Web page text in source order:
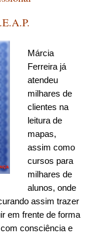
Márcia
Ferreira já
atendeu
milhares de
clientes na
leitura de
mapas,
assim como
cursos para
milhares de
alunos, onde
assim trazer
em frente de forma
consciência e